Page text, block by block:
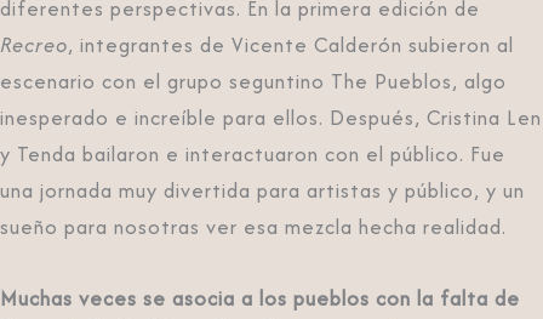
diferentes perspectivas. En la primera edición de
Recreo, integrantes de Vicente Calderón subieron al
escenario con el grupo seguntino The Pueblos, algo
inesperado e increíble para ellos. Después, Cristina Len
y Tenda bailaron e interactuaron con el público. Fue
una jornada muy divertida para artistas y público, y un
sueño para nosotras ver esa mezcla hecha realidad.
Muchas veces se asocia a los pueblos con la falta de